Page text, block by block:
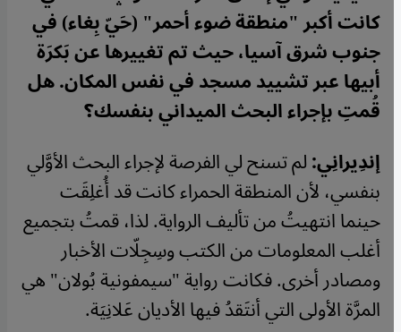
كانت أكبر "منطقة ضوء أحمر" (حَيّ بِغاء) في
جنوب شرق آسيا، حيث تم تغييرها عن بَكرَة
أبيها عبر تشييد مسجد في نفس المكان. هل
قُمتِ بإجراء البحث الميداني بنفسك؟
إندِيرانِي:لم تسنح لي الفرصة لإجراء البحث الأوَّلي
بنفسي، لأن المنطقة الحمراء كانت قد أُغلِقَت
حينما انتهيتُ من تأليف الرواية. لذا، قمتُ بتجميع
أغلب المعلومات من الكتب وسِجِلّات الأخبار
ومصادر أخرى. فكانت رواية "سيمفونية بُولان" هي
المرَّة الأولى التي أنتَقدُ فيها الأديان عَلانِيَة.